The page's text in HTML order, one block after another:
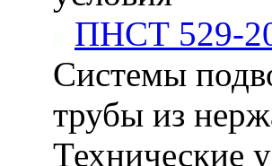
ПНСТ 529-
Системы
трубы из
Технические